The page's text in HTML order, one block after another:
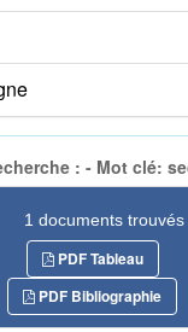
: - Mot clé:
1 documents trouvés
PDF Tableau
PDF Bibliographie